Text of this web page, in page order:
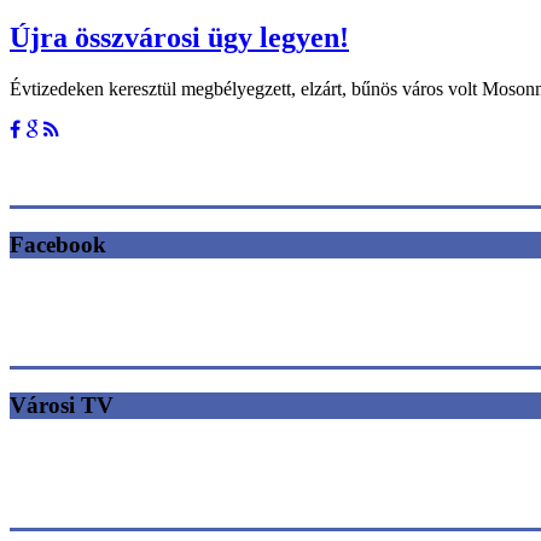
Újra összvárosi ügy legyen!
Évtizedeken keresztül megbélyegzett, elzárt, bűnös város volt
Facebook
Városi TV